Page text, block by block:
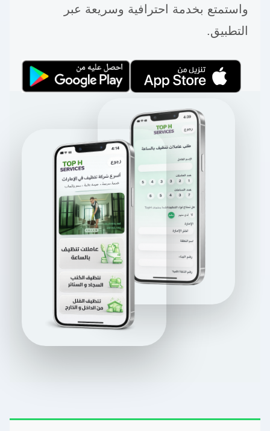
واستمتع بخدمة احترافية وسريعة عبر
التطبيق.